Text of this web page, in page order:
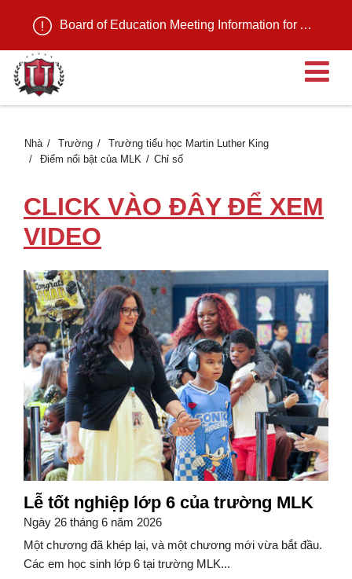
Board of Education Meeting Information for August 11, 2026
Nhà Trường
Trường tiểu học Martin Luther King
Điểm nổi bật của MLK
Chỉ số
CLICK VÀO ĐÂY ĐỂ XEM
VIDEO
Lễ tốt nghiệp lớp 6 của trường MLK
Ngày 26 tháng 6 năm 2026
Một chương đã khép lại, và một chương mới vừa bắt đầu.
Các em học sinh lớp 6 tại trường MLK...